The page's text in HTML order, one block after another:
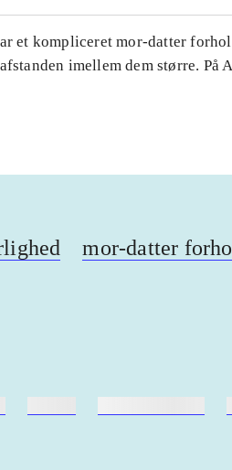
et kompliceret mor-datter
imellem dem større. På
mor-datter